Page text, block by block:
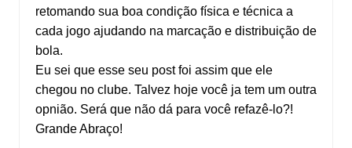
retomando sua boa condição física e técnica a
cada jogo ajudando na marcação e distribuição de
bola.
Eu sei que esse seu post foi assim que ele
chegou no clube. Talvez hoje você ja tem um outra
opnião. Será que não dá para você refazê-lo?!
Grande Abraço!